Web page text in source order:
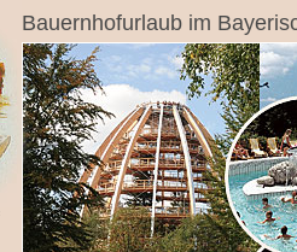
Bauernhofurlaub im